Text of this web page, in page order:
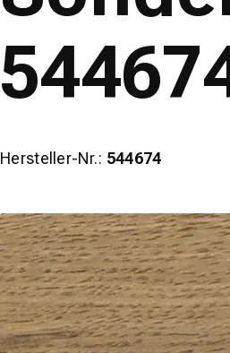
Hersteller-Nr.: 544674